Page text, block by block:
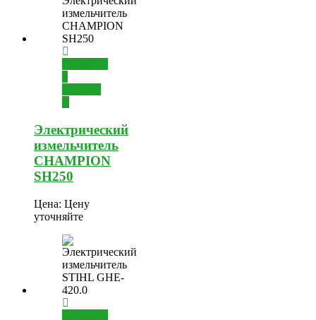
Электрический
измельчитель
CHAMPION
SH250
Цена: Цену
уточняйте